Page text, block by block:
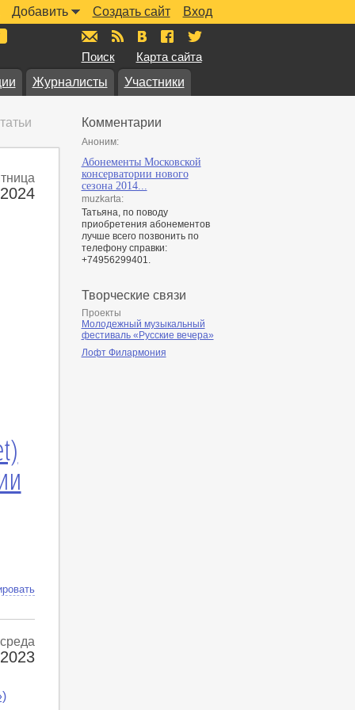
Вход
Создать сайт
Добавить
Поиск Карта сайта
Журналисты Участники
среда
Комментарии
Аноним:
Абонементы Московской
консерватории нового
сезона 2014...
muzkarta:
Татьяна, по поводу
приобретения абонементов
лучше всего позвонить по
телефону справки:
+74956299401.
Творческие связи
Проекты
Молодежный музыкальный
фестиваль «Русские вечера»
Лофт Филармония